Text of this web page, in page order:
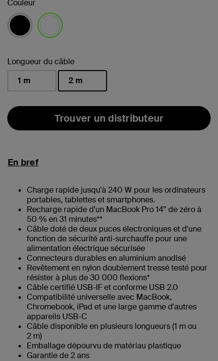
Couleur
Longueur du câble
1 m
2 m
Trouver un distributeur
En bref
Charge rapide jusqu'à 240 W pour les ordinateurs
portables, tablettes et smartphones.
Recharge rapide d'un MacBook Pro 14” de zéro à
50 % en 31 minutes**
Câble doté de deux puces électroniques et d'une
fonction de sécurité anti-surchauffe pour une
alimentation électrique sécurisée
Connecteurs durables en aluminium anodisé
Revêtement en nylon doublement tressé testé pour
résister à plus de 30 000 flexions*
Câble certifié USB-IF et conforme USB 2.0
Compatibilité universelle avec MacBook,
Chromebook, iPad et une large gamme d'autres
appareils USB-C
Câble disponible en plusieurs longueurs (1 m ou
2 m)
Emballage dépourvu de matériau plastique
Garantie de 2 ans